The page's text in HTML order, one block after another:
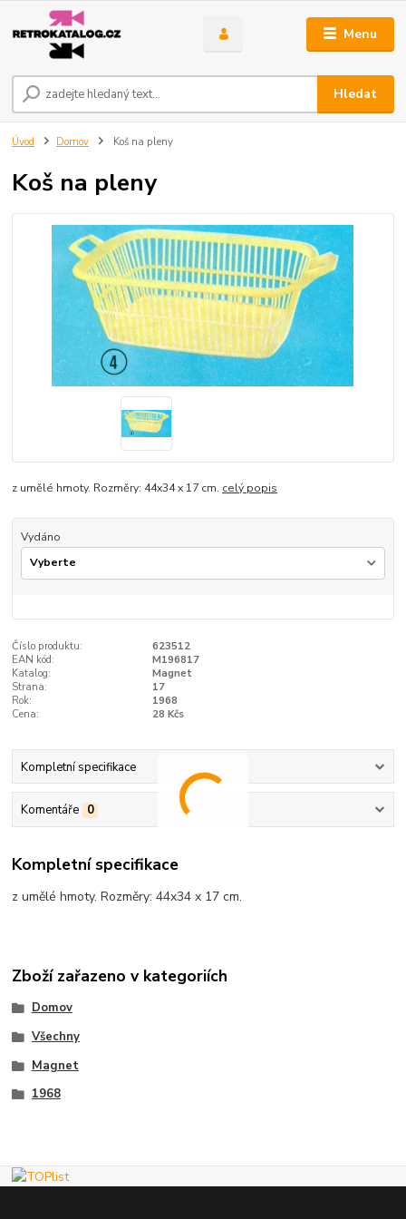
Menu
Hledat
Úvod Domov Koš na pleny
Koš na pleny
z umělé hmoty. Rozměry: 44x34 x 17 cm. celý popis
Vydáno
Číslo produktu:
623512
EAN kód:
M196817
Katalog:
Magnet
Strana:
17
Rok:
1968
Cena:
28 Kčs
Kompletní specifikace
Komentáře 0
Kompletní specifikace
z umělé hmoty. Rozměry: 44x34 x 17 cm.
Zboží zařazeno v kategoriích
Domov
Všechny
Magnet
1968